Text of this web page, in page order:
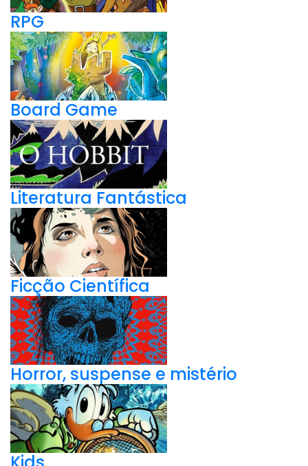
RPG
Board Game
Literatura Fantástica
Ficção Científica
Horror, suspense e mistério